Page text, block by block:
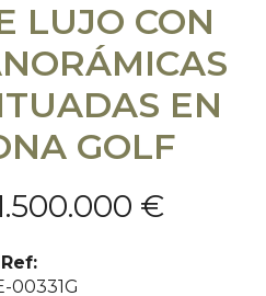
LUJO CON
EN
GOLF
€
Ref:
00331G